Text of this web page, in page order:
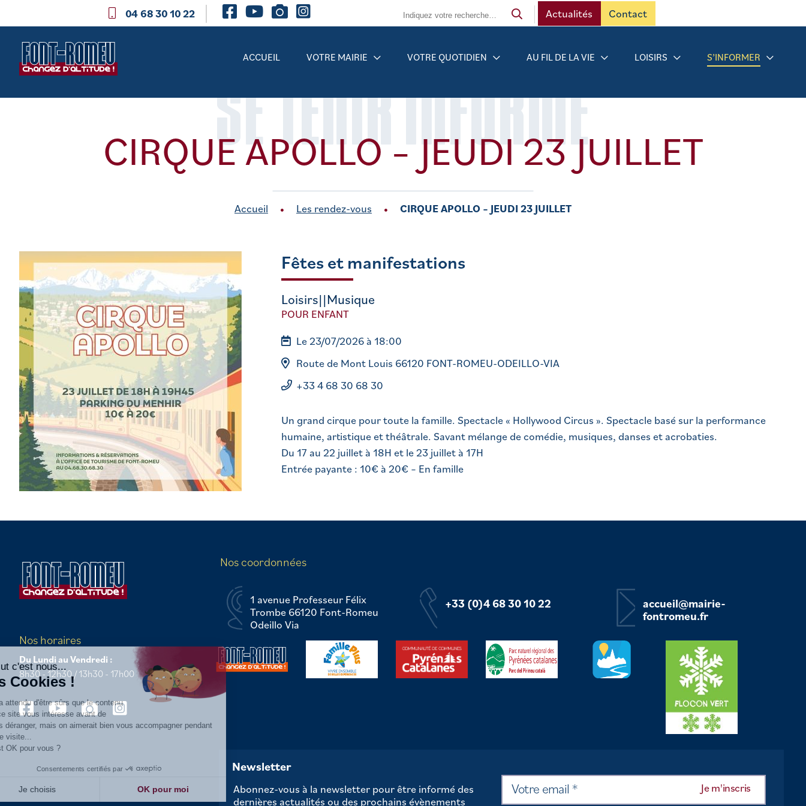
04 68 30 10 22 Contact
Actualités
ACCUEIL VOTRE MAIRIE VOTRE QUOTIDIEN AU FIL DE LA VIE LOISIRS S’INFORMER
SE TENIR INFORMÉ
CIRQUE APOLLO – JEUDI 23 JUILLET
Accueil Les rendez-vous CIRQUE APOLLO – JEUDI 23 JUILLET
Fêtes et manifestations
Loisirs||Musique
POUR ENFANT
Le 23/07/2026 à 18:00
Route de Mont Louis 66120 FONT-ROMEU-ODEILLO-VIA
+33 4 68 30 68 30
Un grand cirque pour toute la famille. Spectacle « Hollywood Circus ». Spectacle basé sur la performance
humaine, artistique et théâtrale. Savant mélange de comédie, musiques, danses et acrobaties.
Du 17 au 22 juillet à 18H et le 23 juillet à 17H
Entrée payante : 10€ à 20€ – En famille
Nos horaires
Du Lundi au Vendredi :
8h30 - 12h30 / 13h30 - 17h00
Nos coordonnées
1 avenue Professeur Félix
Trombe 66120 Font-Romeu
Odeillo Via
+33 (0)4 68 30 10 22
accueil@mairie-
fontromeu.fr
Newsletter
Abonnez-vous à la newsletter pour être informé des
dernières actualités ou des prochains évènements
Salut c'est nous...
les Cookies !
On a attendu d'être sûrs que le contenu
de ce site vous intéresse avant de
vous déranger, mais on aimerait bien vous accompagner pendant
votre visite...
C'est OK pour vous ?
Consentements certifiés par
OK pour moi